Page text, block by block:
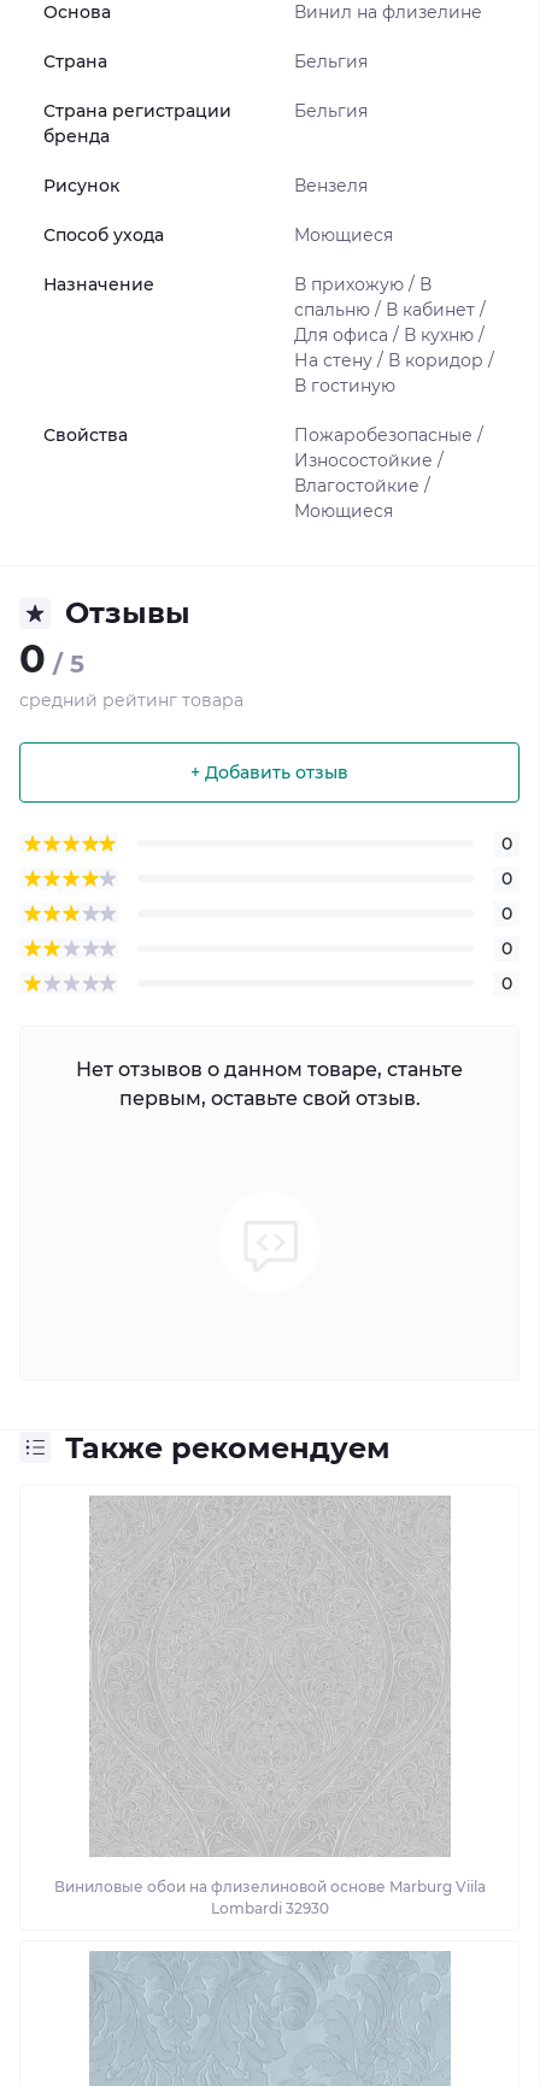
Основа Винил на флизелине
Страна Бельгия
Страна регистрации
бренда
Бельгия
Рисунок Вензеля
Способ ухода Моющиеся
Назначение
В прихожую / В
спальню / В кабинет /
Для офиса / В кухню /
На стену / В коридор /
В гостиную
Свойства
Пожаробезопасные /
Износостойкие /
Влагостойкие /
Моющиеся
Отзывы
0 / 5
средний рейтинг товара
+ Добавить отзыв
0
0
0
0
0
Нет отзывов о данном товаре, станьте
первым, оставьте свой отзыв.
Также рекомендуем
Виниловые обои на флизелиновой основе Marburg Viila
Lombardi 32930